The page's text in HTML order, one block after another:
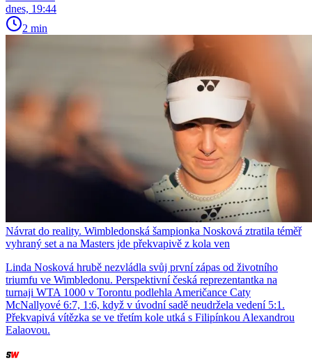
dnes, 19:44
2 min
Návrat do reality. Wimbledonská šampionka Nosková ztratila téměř
vyhraný set a na Masters jde překvapivě z kola ven
Linda Nosková hrubě nezvládla svůj první zápas od životního
triumfu ve Wimbledonu. Perspektivní česká reprezentantka na
turnaji WTA 1000 v Torontu podlehla Američance Caty
McNallyové 6:7, 1:6, když v úvodní sadě neudržela vedení 5:1.
Překvapivá vítězka se ve třetím kole utká s Filipínkou Alexandrou
Ealaovou.